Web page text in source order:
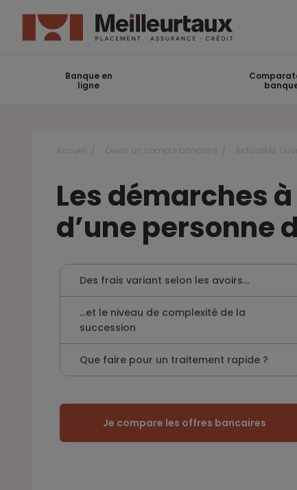
Banque en
ligne
Les démarches
d’une personne
Des frais variant selon les avoirs…
…et le niveau de complexité de la
succession
Que faire pour un traitement rapide ?
Je compare les offres bancaires